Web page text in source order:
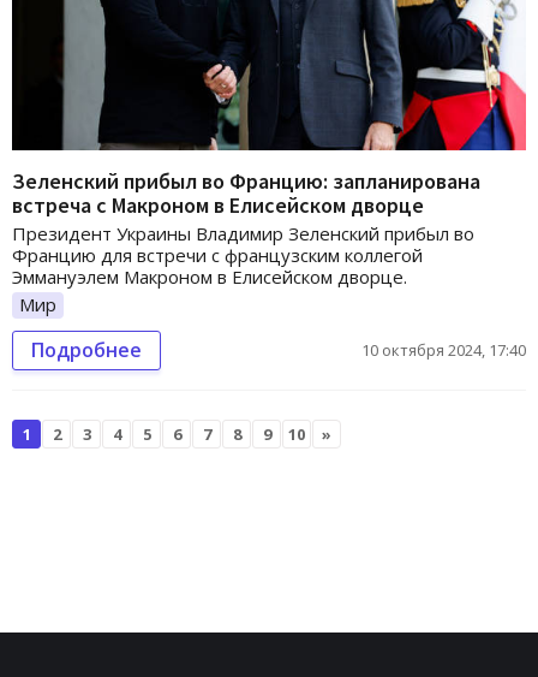
Зеленский прибыл во Францию: запланирована
встреча с Макроном в Елисейском дворце
Президент Украины Владимир Зеленский прибыл во
Францию для встречи с французским коллегой
Эммануэлем Макроном в Елисейском дворце.
Мир
Подробнее 10 октября 2024, 17:40
1 2 3 4 5 6 7 8 9 10 »